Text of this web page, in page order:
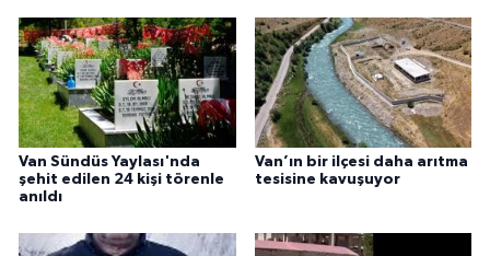
Van Sündüs Yaylası'nda
şehit edilen 24 kişi törenle
anıldı
Van’ın bir ilçesi daha arıtma
tesisine kavuşuyor